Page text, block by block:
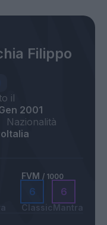
Filippo
il
2001
Nazionalità
Italia
FVM / 1000
6
Classic
6
Mantra